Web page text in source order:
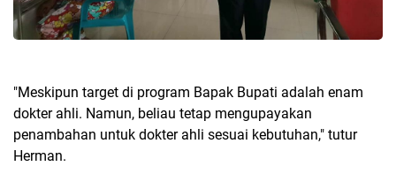
"Meskipun target di program Bapak Bupati adalah enam
dokter ahli. Namun, beliau tetap mengupayakan
penambahan untuk dokter ahli sesuai kebutuhan," tutur
Herman.